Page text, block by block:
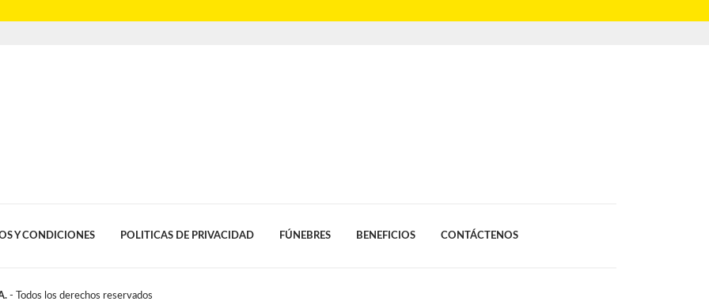
Y CONDICIONES POLITICAS DE PRIVACIDAD FÚNEBRES BENEFICIOS CONTÁCTENOS
- Todos los derechos reservados